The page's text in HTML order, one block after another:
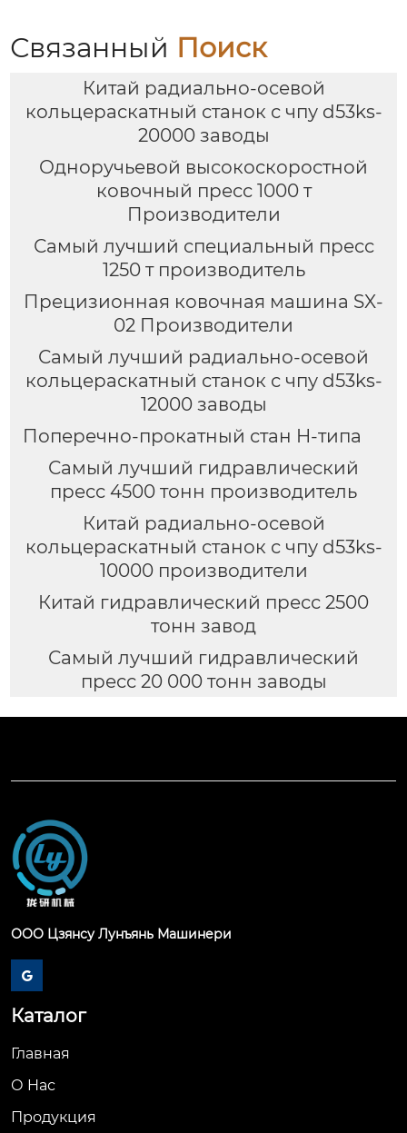
Связанный Поиск
Китай радиально-осевой
кольцераскатный станок с чпу d53ks-
20000 заводы
Одноручьевой высокоскоростной
ковочный пресс 1000 т
Производители
Самый лучший специальный пресс
1250 т производитель
Прецизионная ковочная машина SX-
02 Производители
Самый лучший радиально-осевой
кольцераскатный станок с чпу d53ks-
12000 заводы
Поперечно-прокатный стан H-типа
Самый лучший гидравлический
пресс 4500 тонн производитель
Китай радиально-осевой
кольцераскатный станок с чпу d53ks-
10000 производители
Китай гидравлический пресс 2500
тонн завод
Самый лучший гидравлический
пресс 20 000 тонн заводы
ООО Цзянсу Лунъянь Машинери

Каталог
Главная
О Hас
Продукция